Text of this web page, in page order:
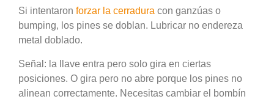
Si intentaron forzar la cerradura con ganzúas o
bumping, los pines se doblan. Lubricar no endereza
metal doblado.
Señal: la llave entra pero solo gira en ciertas
posiciones. O gira pero no abre porque los pines no
alinean correctamente. Necesitas cambiar el bombín